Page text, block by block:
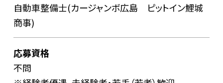
自動車整備士(カージャンボ広島 ピットイン鯉城
商事)
応募資格
不問